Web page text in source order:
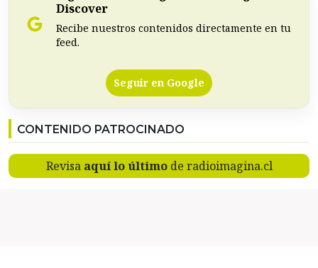
Discover
Recibe nuestros contenidos directamente en tu
feed.
Seguir en Google
CONTENIDO PATROCINADO
Revisa aquí lo últimode radioimagina.cl